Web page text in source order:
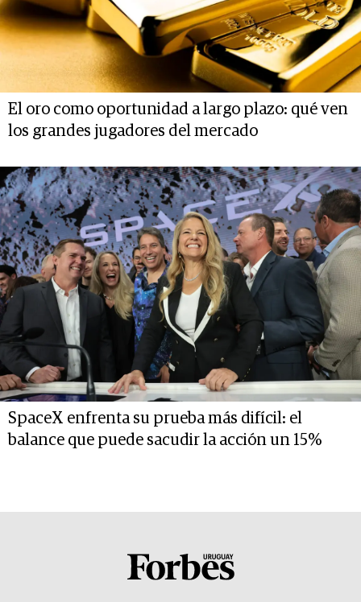
El oro como oportunidad a largo plazo: qué ven
los grandes jugadores del mercado
SpaceX enfrenta su prueba más difícil: el
balance que puede sacudir la acción un 15%